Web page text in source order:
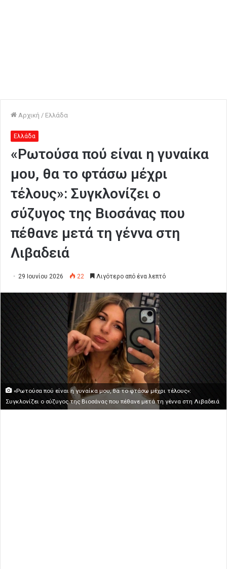
Αρχική / Ελλάδα
Ελλάδα
«Ρωτούσα πού είναι η γυναίκα
μου, θα το φτάσω μέχρι
τέλους»: Συγκλονίζει ο
σύζυγος της Βιοσάνας που
πέθανε μετά τη γέννα στη
Λιβαδειά
29 Ιουνίου 2026 22 Λιγότερο από ένα λεπτό
«Ρωτούσα πού είναι η γυναίκα μου, θα το φτάσω μέχρι τέλους»:
Συγκλονίζει ο σύζυγος της Βιοσάνας που πέθανε μετά τη γέννα στη Λιβαδειά